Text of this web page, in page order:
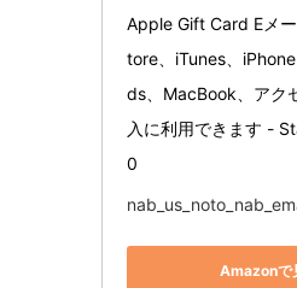
Apple Gift Card Eメ
tore、iTunes、
ds、MacBook、アク
入に利用できます -
0
Amazonで